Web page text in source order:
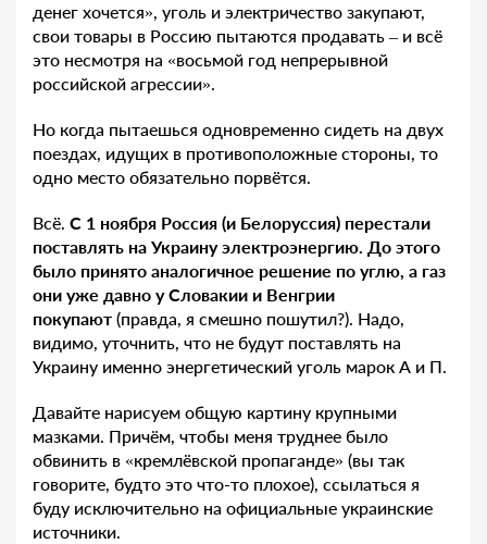
денег хочется», уголь и электричество закупают,
свои товары в Россию пытаются продавать – и всё
это несмотря на «восьмой год непрерывной
российской агрессии».
Но когда пытаешься одновременно сидеть на двух
поездах, идущих в противоположные стороны, то
одно место обязательно порвётся.
Всё. С 1 ноября Россия (и Белоруссия) перестали
поставлять на Украину электроэнергию. До этого
было принято аналогичное решение по углю, а газ
они уже давно у Словакии и Венгрии
покупают (правда, я смешно пошутил?). Надо,
видимо, уточнить, что не будут поставлять на
Украину именно энергетический уголь марок А и П.
Давайте нарисуем общую картину крупными
мазками. Причём, чтобы меня труднее было
обвинить в «кремлёвской пропаганде» (вы так
говорите, будто это что-то плохое), ссылаться я
буду исключительно на официальные украинские
источники.